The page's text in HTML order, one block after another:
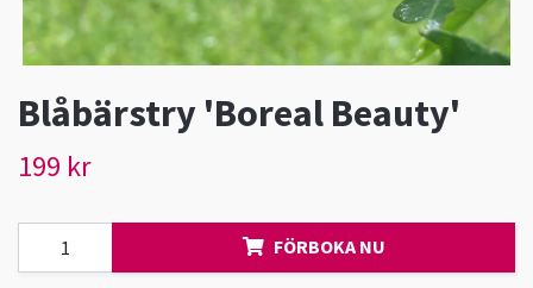
Blåbärstry 'Boreal Beauty'
199 kr
FÖRBOKA NU